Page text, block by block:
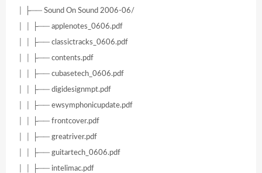
│ ├── Sound On Sound 2006-06/
│ │ ├── applenotes_0606.pdf
│ │ ├── classictracks_0606.pdf
│ │ ├── contents.pdf
│ │ ├── cubasetech_0606.pdf
│ │ ├── digidesignmpt.pdf
│ │ ├── ewsymphonicupdate.pdf
│ │ ├── frontcover.pdf
│ │ ├── greatriver.pdf
│ │ ├── guitartech_0606.pdf
│ │ ├── intelimac.pdf